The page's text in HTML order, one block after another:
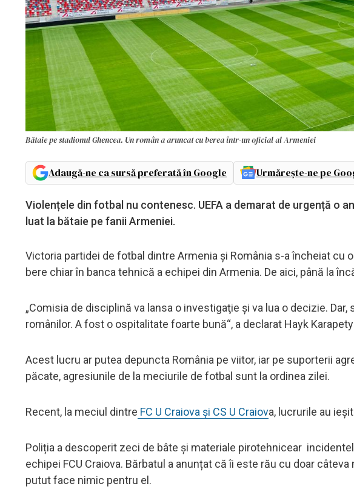
Bătaie pe stadionul Ghencea. Un român a aruncat cu berea într-un oficial al Armeniei
Adaugă-ne ca sursă preferată în Google Urmărește-ne pe
Violențele din fotbal nu contenesc. UEFA a demarat de urgență o
luat la bătaie pe fanii Armeniei.
Victoria partidei de fotbal dintre Armenia și România s-a încheiat cu
bere chiar în banca tehnică a echipei din Armenia. De aici, până la
„Comisia de disciplină va lansa o investigaţie şi va lua o decizie.
românilor. A fost o ospitalitate foarte bună“, a declarat Hayk
Acest lucru ar putea depuncta România pe viitor, iar pe suporterii
păcate, agresiunile de la meciurile de fotbal sunt la ordinea zilei.
Recent, la meciul dintre FC U Craiova și CS U Craiova, lucrurile au
Poliția a descoperit zeci de bâte și materiale pirotehnicear
echipei FCU Craiova. Bărbatul a anunțat că îi este rău cu doar
putut face nimic pentru el.